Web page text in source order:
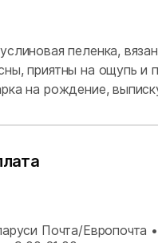
пеленка,
приятны на ощупь
на рождение,
Почта/